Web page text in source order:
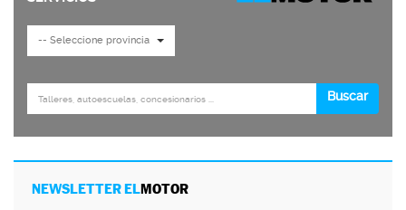
NEWSLETTER ELMOTOR